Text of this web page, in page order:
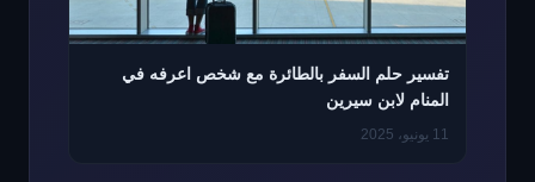
تفسير حلم السفر بالطائرة مع شخص اعرفه في
المنام لابن سيرين
11 يونيو، 2025